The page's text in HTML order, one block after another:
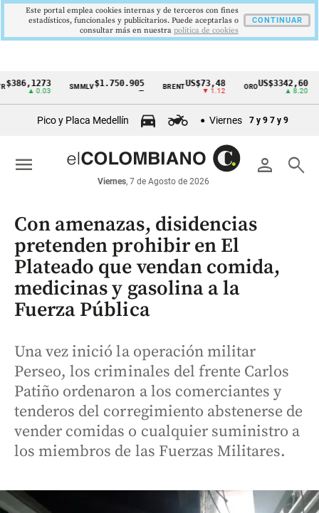
Cintillo
económicos
Colombia
▲ 0.03
SMMLV$1.750.905 BRENT US$73,48
▼ 1.12
ORO US$3342,60
Pico y Placa Medellín Viernes 7 y 9 7 y 9
person search
Viernes, 7 de Agosto de 2026
menu
Con amenazas, disidencias
pretenden prohibir en El
Plateado que vendan comida,
medicinas y gasolina a la
Fuerza Pública
Una vez inició la operación militar
Perseo, los criminales del frente Carlos
Patiño ordenaron a los comerciantes y
tenderos del corregimiento abstenerse de
vender comidas o cualquier suministro a
los miembros de las Fuerzas Militares.
Este portal emplea cookies internas y de terceros con fines
estadísticos, funcionales y publicitarios. Puede aceptarlas o
consultar más en nuestra politica de cookies
CONTINUAR